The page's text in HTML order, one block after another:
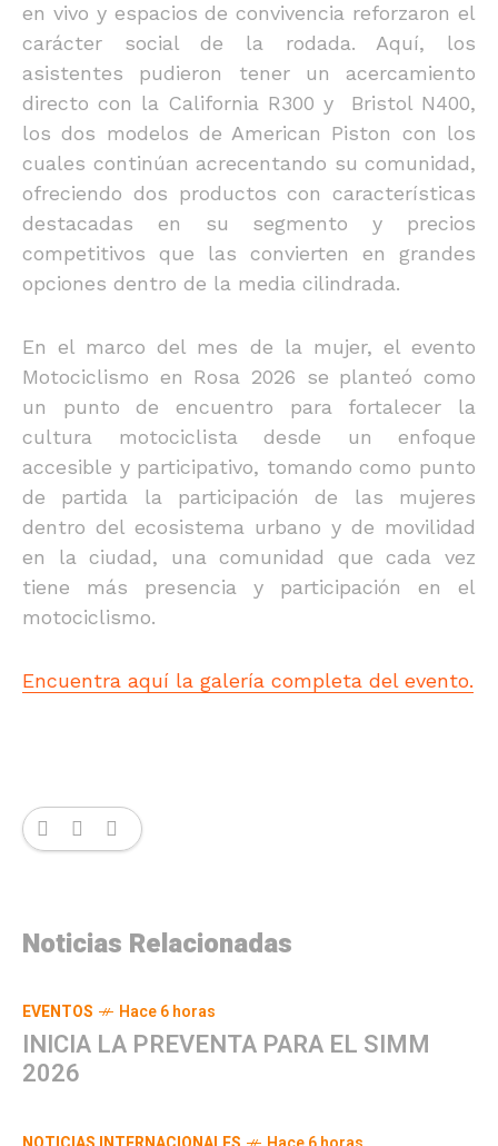
en vivo y espacios de convivencia reforzaron el
carácter social de la rodada. Aquí, los
asistentes pudieron tener un acercamiento
directo con la California R300 y Bristol N400,
los dos modelos de American Piston con los
cuales continúan acrecentando su comunidad,
ofreciendo dos productos con características
destacadas en su segmento y precios
competitivos que las convierten en grandes
opciones dentro de la media cilindrada.
En el marco del mes de la mujer, el evento
Motociclismo en Rosa 2026 se planteó como
un punto de encuentro para fortalecer la
cultura motociclista desde un enfoque
accesible y participativo, tomando como punto
de partida la participación de las mujeres
dentro del ecosistema urbano y de movilidad
en la ciudad, una comunidad que cada vez
tiene más presencia y participación en el
motociclismo.
Encuentra aquí la galería completa del evento.
Noticias Relacionadas
EVENTOS Hace 6 horas
INICIA LA PREVENTA PARA EL SIMM
2026